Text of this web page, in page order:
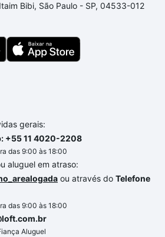
Bibi, São Paulo - SP, 04533-012
gerais:
+55 11 4020-2208
das 9:00 às 18:00
aluguel em atraso:
ou através do Telefone
das 9:00 às 18:00
Aluguel